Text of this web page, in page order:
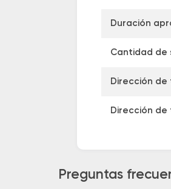
Duración
Cantidad de
Dirección de
Dirección
Preguntas